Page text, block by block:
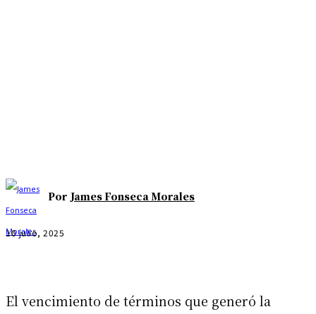
Por James Fonseca Morales
10 julio, 2025
El vencimiento de términos que generó la